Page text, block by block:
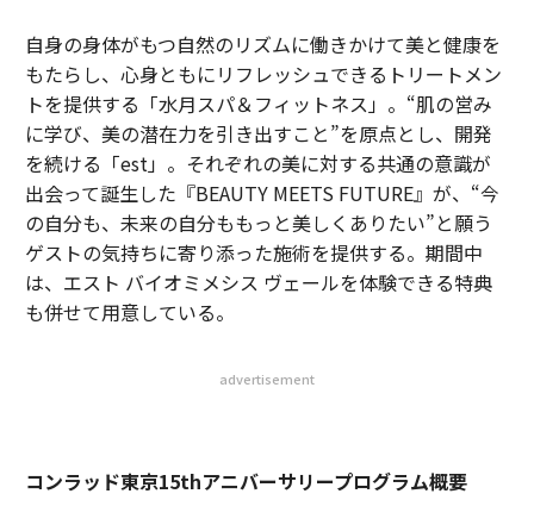
自身の身体がもつ自然のリズムに働きかけて美と健康を
もたらし、心身ともにリフレッシュできるトリートメン
トを提供する「水月スパ＆フィットネス」。“肌の営み
に学び、美の潜在力を引き出すこと”を原点とし、開発
を続ける「est」。それぞれの美に対する共通の意識が
出会って誕生した『BEAUTY MEETS FUTURE』が、“今
の自分も、未来の自分ももっと美しくありたい”と願う
ゲストの気持ちに寄り添った施術を提供する。期間中
は、エスト バイオミメシス ヴェールを体験できる特典
も併せて用意している。
advertisement
コンラッド東京15thアニバーサリープログラム概要